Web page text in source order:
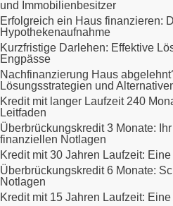
und Immobilienbesitzer
Erfolgreich ein Haus finanzieren:
Hypothekenaufnahme
Kurzfristige Darlehen: Effektive
Engpässe
Nachfinanzierung Haus
Lösungsstrategien und
Kredit mit langer Laufzeit 240
Leitfaden
Überbrückungskredit 3 Monate:
finanziellen Notlagen
Kredit mit 30 Jahren Laufzeit:
Überbrückungskredit 6 Monate:
Notlagen
Kredit mit 15 Jahren Laufzeit: